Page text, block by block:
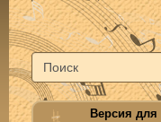
Версия для